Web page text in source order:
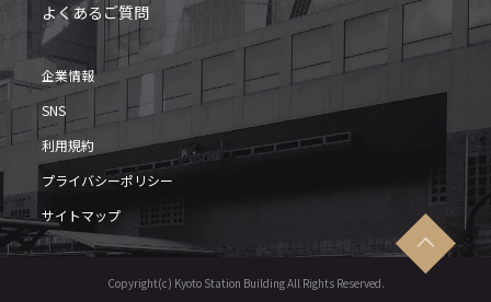
よくあるご質問
企業情報
SNS
利用規約
プライバシーポリシー
サイトマップ
Copyright(c) Kyoto Station Building All Rights Reserved.